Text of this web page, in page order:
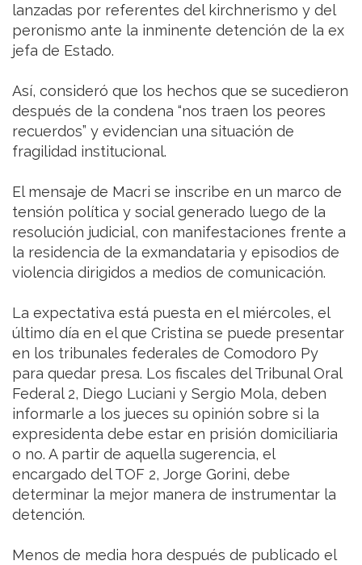
lanzadas por referentes del kirchnerismo y del
peronismo ante la inminente detención de la ex
jefa de Estado.
Así, consideró que los hechos que se sucedieron
después de la condena “nos traen los peores
recuerdos” y evidencian una situación de
fragilidad institucional.
El mensaje de Macri se inscribe en un marco de
tensión política y social generado luego de la
resolución judicial, con manifestaciones frente a
la residencia de la exmandataria y episodios de
violencia dirigidos a medios de comunicación.
La expectativa está puesta en el miércoles, el
último día en el que Cristina se puede presentar
en los tribunales federales de Comodoro Py
para quedar presa. Los fiscales del Tribunal Oral
Federal 2, Diego Luciani y Sergio Mola, deben
informarle a los jueces su opinión sobre si la
expresidenta debe estar en prisión domiciliaria
o no. A partir de aquella sugerencia, el
encargado del TOF 2, Jorge Gorini, debe
determinar la mejor manera de instrumentar la
detención.
Menos de media hora después de publicado el